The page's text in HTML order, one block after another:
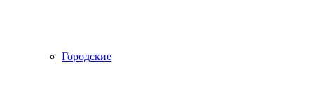
Городские